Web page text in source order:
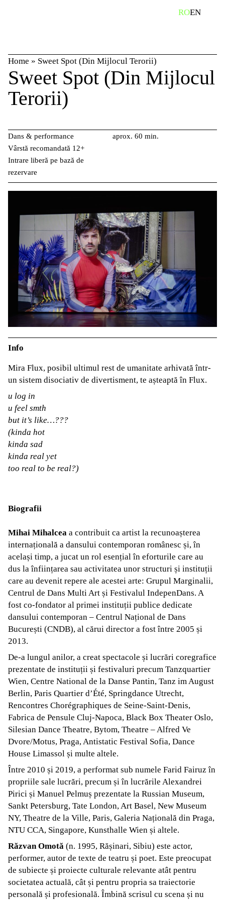
ROEN
Home » Sweet Spot (Din Mijlocul Terorii)
Sweet Spot (Din Mijlocul
Terorii)
Dans & performance
Vârstă recomandată 12+
Intrare liberă pe bază de
rezervare
aprox. 60 min.
Info
Mira Flux, posibil ultimul rest de umanitate arhivată într-
un sistem disociativ de divertisment, te așteaptă în Flux.
u log in
u feel smth
but it’s like…???
(kinda hot
kinda sad
kinda real yet
too real to be real?)
Biografii
Mihai Mihalcea a contribuit ca artist la recunoașterea
internațională a dansului contemporan românesc și, în
același timp, a jucat un rol esențial în eforturile care au
dus la înființarea sau activitatea unor structuri și instituții
care au devenit repere ale acestei arte: Grupul Marginalii,
Centrul de Dans Multi Art și Festivalul IndepenDans. A
fost co-fondator al primei instituții publice dedicate
dansului contemporan – Centrul Național de Dans
București (CNDB), al cărui director a fost între 2005 și
2013.
De-a lungul anilor, a creat spectacole și lucrări coregrafice
prezentate de instituții și festivaluri precum Tanzquartier
Wien, Centre National de la Danse Pantin, Tanz im August
Berlin, Paris Quartier d’Été, Springdance Utrecht,
Rencontres Chorégraphiques de Seine-Saint-Denis,
Fabrica de Pensule Cluj-Napoca, Black Box Theater Oslo,
Silesian Dance Theatre, Bytom, Theatre – Alfred Ve
Dvore/Motus, Praga, Antistatic Festival Sofia, Dance
House Limassol și multe altele.
Între 2010 și 2019, a performat sub numele Farid Fairuz în
propriile sale lucrări, precum și în lucrările Alexandrei
Pirici și Manuel Pelmuș prezentate la Russian Museum,
Sankt Petersburg, Tate London, Art Basel, New Museum
NY, Theatre de la Ville, Paris, Galeria Națională din Praga,
NTU CCA, Singapore, Kunsthalle Wien și altele.
Răzvan Omotă (n. 1995, Rășinari, Sibiu) este actor,
performer, autor de texte de teatru și poet. Este preocupat
de subiecte și proiecte culturale relevante atât pentru
societatea actuală, cât și pentru propria sa traiectorie
personală și profesională. Îmbină scrisul cu scena și nu